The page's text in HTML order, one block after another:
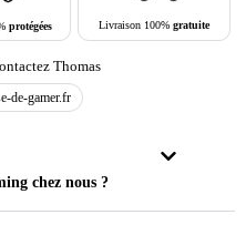
protégées Livraison 100%gratuite
Thomas
de-gamer.fr
chez nous ?